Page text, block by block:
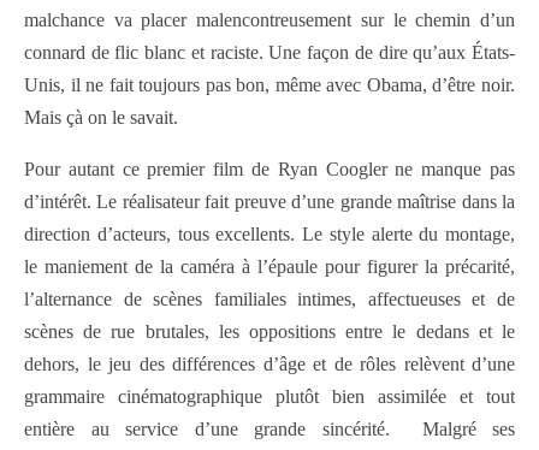
malchance va placer malencontreusement sur le chemin d’un
connard de flic blanc et raciste. Une façon de dire qu’aux États-
Unis, il ne fait toujours pas bon, même avec Obama, d’être noir.
Mais çà on le savait.
Pour autant ce premier film de Ryan Coogler ne manque pas
d’intérêt. Le réalisateur fait preuve d’une grande maîtrise dans la
direction d’acteurs, tous excellents. Le style alerte du montage,
le maniement de la caméra à l’épaule pour figurer la précarité,
l’alternance de scènes familiales intimes, affectueuses et de
scènes de rue brutales, les oppositions entre le dedans et le
dehors, le jeu des différences d’âge et de rôles relèvent d’une
grammaire cinématographique plutôt bien assimilée et tout
entière au service d’une grande sincérité. Malgré ses